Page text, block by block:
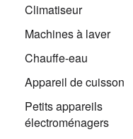
Climatiseur
Machines à laver
Chauffe-eau
Appareil de cuisson
Petits appareils
électroménagers